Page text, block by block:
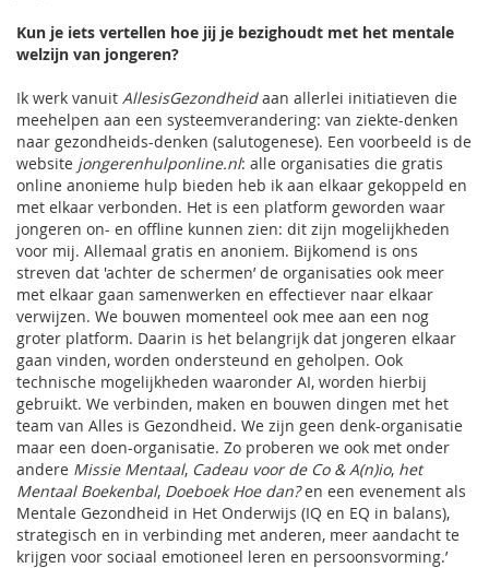
Kun je iets vertellen hoe jij je bezighoudt met het mentale
welzijn van jongeren?
Ik werk vanuit AllesisGezondheidaan allerlei initiatieven die
meehelpen aan een systeemverandering: van ziekte-denken
naar gezondheids-denken (salutogenese). Een voorbeeld is de
website jongerenhulponline.nl: alle organisaties die gratis
online anonieme hulp bieden heb ik aan elkaar gekoppeld en
met elkaar verbonden. Het is een platform geworden waar
jongeren on- en offline kunnen zien: dit zijn mogelijkheden
voor mij. Allemaal gratis en anoniem. Bijkomend is ons
streven dat 'achter de schermen’ de organisaties ook meer
met elkaar gaan samenwerken en effectiever naar elkaar
verwijzen. We bouwen momenteel ook mee aan een nog
groter platform. Daarin is het belangrijk dat jongeren elkaar
gaan vinden, worden ondersteund en geholpen. Ook
technische mogelijkheden waaronder AI, worden hierbij
gebruikt. We verbinden, maken en bouwen dingen met het
team van Alles is Gezondheid. We zijn geen denk-organisatie
maar een doen-organisatie. Zo proberen we ook met onder
andere Missie Mentaal, Cadeau voor de Co & A(n)io, het
Mentaal Boekenbal, Doeboek Hoe dan?en een evenement als
Mentale Gezondheid in Het Onderwijs (IQ en EQ in balans),
strategisch en in verbinding met anderen, meer aandacht te
krijgen voor sociaal emotioneel leren en persoonsvorming.’